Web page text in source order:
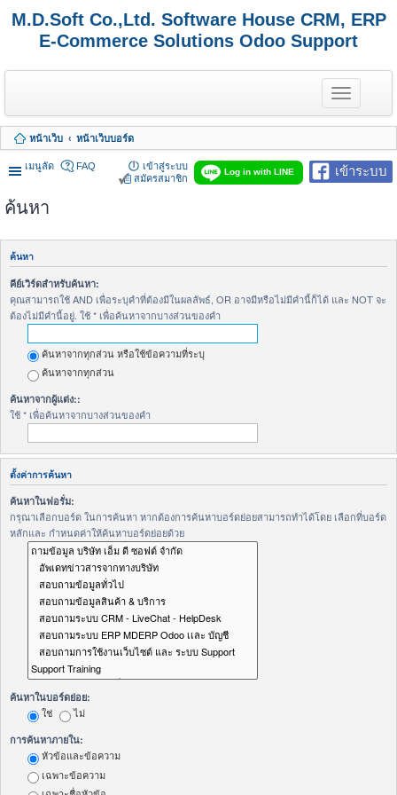
M.D.Soft Co.,Ltd. Software House CRM, ERP
E-Commerce Solutions Odoo Support
T
o
g
l
e
n
a
a
i
หน้าเว็บ หน้าเว็บบอร์ด
เมนูลัด เข้าระบบ
Log in with LINE
FAQ
เข้าสู่ระบบ
สมัครสมาชิก
ค้นหา
ค้นหา
คีย์เวิร์ดสำหรับค้นหา:
คุณสามารถใช้ AND เพื่อระบุคำที่ต้องมีในผลลัพธ์, OR อาจมีหรือไม่มีคำนี้ก็ได้ และ NOT จะ
ต้องไม่มีคำนี้อยู่. ใช้ * เพื่อค้นหาจากบางส่วนของคำ
ค้นหาจากทุกส่วน หรือใช้ข้อความที่ระบุ
ค้นหาจากทุกส่วน
ค้นหาจากผู้แต่ง::
ใช้ * เพื่อค้นหาจากบางส่วนของคำ
ตั้งค่าการค้นหา
ค้นหาในฟอรั่ม:
กรุณาเลือกบอร์ด ในการค้นหา หากต้องการค้นหาบอร์ดย่อยสามารถทำได้โดย เลือกที่บอร์ด
หลักและ กำหนดค่าให้ค้นหาบอร์ดย่อยด้วย
ค้นหาในบอร์ดย่อย:
ใช่ ไม่
การค้นหาภายใน:
หัวข้อและข้อความ
เฉพาะข้อความ